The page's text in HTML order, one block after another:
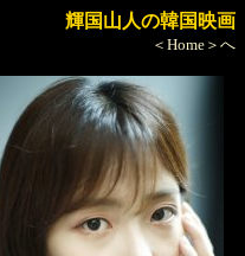
輝国山人の韓国映画
＜Home＞へ